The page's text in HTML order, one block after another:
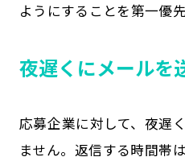
ようにすることを第一優
夜遅くにメールを
応募企業に対して、夜遅
ません。返信する時間帯